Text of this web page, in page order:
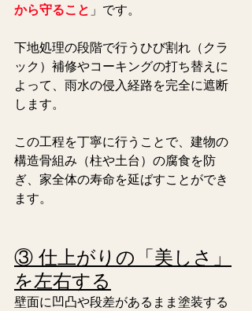
から守ること 」です。
下地処理の段階で行うひび割れ（クラ
ック）補修やコーキングの打ち替えに
よって、雨水の侵入経路を完全に遮断
します。
この工程を丁寧に行うことで、建物の
構造骨組み（柱や土台）の腐食を防
ぎ、家全体の寿命を延ばすことができ
ます。
③ 仕上がりの「美しさ」
を左右する
壁面に凹凸や段差があるまま塗装する